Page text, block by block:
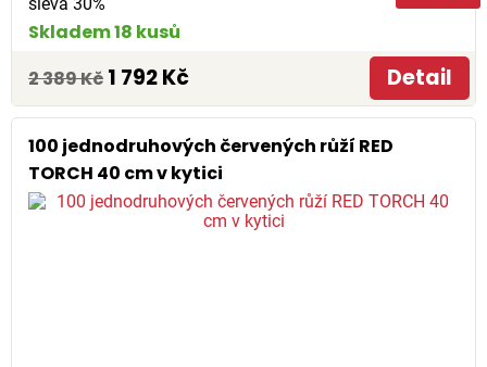
Skladem 18 kusů
2 389 Kč 1 792 Kč Detail
100 jednodruhových červených růží RED
TORCH 40 cm v kytici